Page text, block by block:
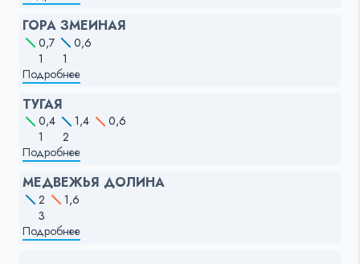
ГОРА ЗМЕИНАЯ
0,7
0,6
1
1
Подробнее
ТУГАЯ
0,4 1,4
0,6
1
2
Подробнее
МЕДВЕЖЬЯ ДОЛИНА
2
1,6
3
Подробнее